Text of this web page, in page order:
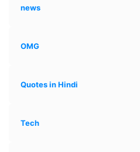
news
OMG
Quotes in Hindi
Tech